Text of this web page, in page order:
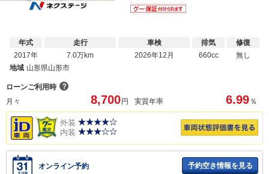
年式
2017年
走行
7.0万km
車検
2026年12月
排気
660cc
修復
無し
地域 山形県山形市
ローンご利用時 ？
月々
8,700 円 実質年率 6.99 ％
外装
内装
オンライン予約 予約空き情報を見る